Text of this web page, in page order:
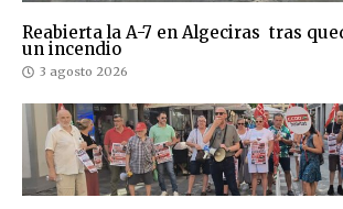
Reabierta la A-7 en Algeciras tras
un incendio
3 agosto 2026